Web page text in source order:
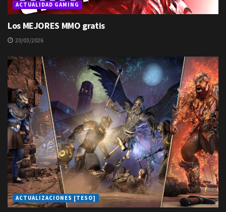
ACTUALIDAD GAMING
Los MEJORES MMO gratis
20/03/2026
ACTUALIZACIONES [TESO]